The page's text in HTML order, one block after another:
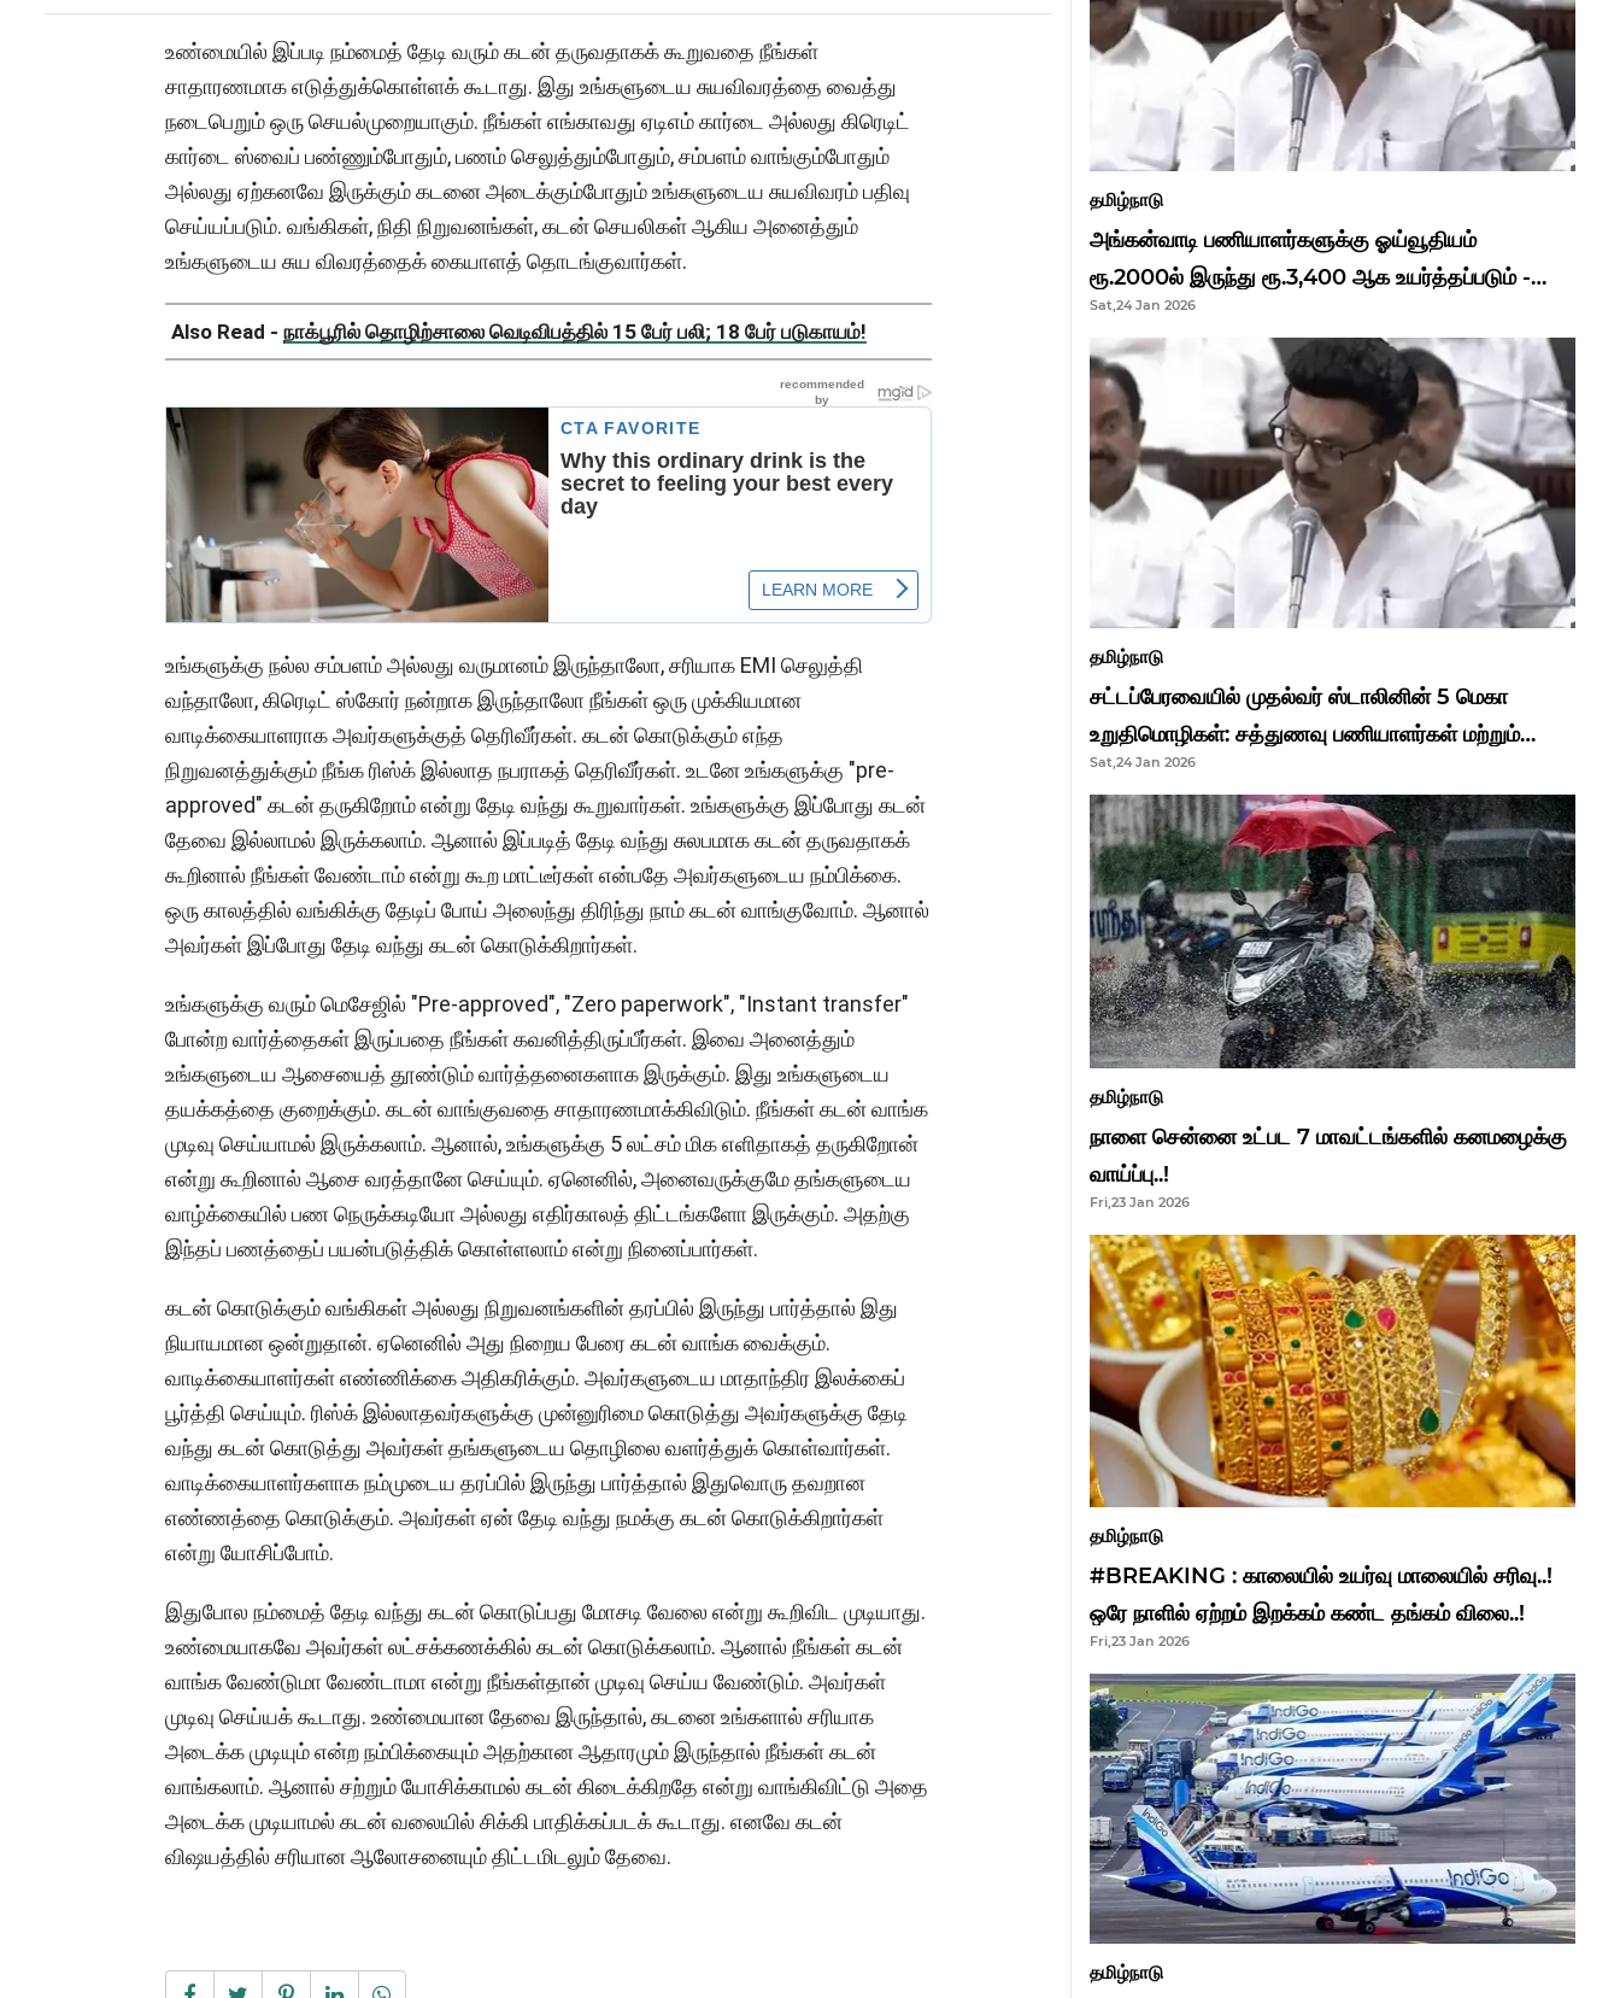
உண்மையில் இப்படி நம்மைத் தேடி வரும் கடன் தருவதாகக் கூறுவதை நீங்கள்
சாதாரணமாக எடுத்துக்கொள்ளக் கூடாது. இது உங்களுடைய சுயவிவரத்தை வைத்து
நடைபெறும் ஒரு செயல்முறையாகும். நீங்கள் எங்காவது ஏடிஎம் கார்டை அல்லது கிரெடிட்
கார்டை ஸ்வைப் பண்ணும்போதும், பணம் செலுத்தும்போதும், சம்பளம் வாங்கும்போதும்
அல்லது ஏற்கனவே இருக்கும் கடனை அடைக்கும்போதும் உங்களுடைய சுயவிவரம் பதிவு
செய்யப்படும். வங்கிகள், நிதி நிறுவனங்கள், கடன் செயலிகள் ஆகிய அனைத்தும்
உங்களுடைய சுய விவரத்தைக் கையாளத் தொடங்குவார்கள்.
Also Read - நாக்பூரில் தொழிற்சாலை வெடிவிபத்தில் 15 பேர் பலி; 18 பேர் படுகாயம்!
உங்களுக்கு நல்ல சம்பளம் அல்லது வருமானம் இருந்தாலோ, சரியாக EMI செலுத்தி
வந்தாலோ, கிரெடிட் ஸ்கோர் நன்றாக இருந்தாலோ நீங்கள் ஒரு முக்கியமான
வாடிக்கையாளராக அவர்களுக்குத் தெரிவீர்கள். கடன் கொடுக்கும் எந்த
நிறுவனத்துக்கும் நீங்க ரிஸ்க் இல்லாத நபராகத் தெரிவீர்கள். உடனே உங்களுக்கு "pre-
approved" கடன் தருகிறோம் என்று தேடி வந்து கூறுவார்கள். உங்களுக்கு இப்போது கடன்
தேவை இல்லாமல் இருக்கலாம். ஆனால் இப்படித் தேடி வந்து சுலபமாக கடன் தருவதாகக்
கூறினால் நீங்கள் வேண்டாம் என்று கூற மாட்டீர்கள் என்பதே அவர்களுடைய நம்பிக்கை.
ஒரு காலத்தில் வங்கிக்கு தேடிப் போய் அலைந்து திரிந்து நாம் கடன் வாங்குவோம். ஆனால்
அவர்கள் இப்போது தேடி வந்து கடன் கொடுக்கிறார்கள்.
உங்களுக்கு வரும் மெசேஜில் "Pre-approved", "Zero paperwork", "Instant transfer"
போன்ற வார்த்தைகள் இருப்பதை நீங்கள் கவனித்திருப்பீர்கள். இவை அனைத்தும்
உங்களுடைய ஆசையைத் தூண்டும் வார்த்தனைகளாக இருக்கும். இது உங்களுடைய
தயக்கத்தை குறைக்கும். கடன் வாங்குவதை சாதாரணமாக்கிவிடும். நீங்கள் கடன் வாங்க
முடிவு செய்யாமல் இருக்கலாம். ஆனால், உங்களுக்கு 5 லட்சம் மிக எளிதாகத் தருகிறோன்
என்று கூறினால் ஆசை வரத்தானே செய்யும். ஏனெனில், அனைவருக்குமே தங்களுடைய
வாழ்க்கையில் பண நெருக்கடியோ அல்லது எதிர்காலத் திட்டங்களோ இருக்கும். அதற்கு
இந்தப் பணத்தைப் பயன்படுத்திக் கொள்ளலாம் என்று நினைப்பார்கள்.
கடன் கொடுக்கும் வங்கிகள் அல்லது நிறுவனங்களின் தரப்பில் இருந்து பார்த்தால் இது
நியாயமான ஒன்றுதான். ஏனெனில் அது நிறைய பேரை கடன் வாங்க வைக்கும்.
வாடிக்கையாளர்கள் எண்ணிக்கை அதிகரிக்கும். அவர்களுடைய மாதாந்திர இலக்கைப்
பூர்த்தி செய்யும். ரிஸ்க் இல்லாதவர்களுக்கு முன்னுரிமை கொடுத்து அவர்களுக்கு தேடி
வந்து கடன் கொடுத்து அவர்கள் தங்களுடைய தொழிலை வளர்த்துக் கொள்வார்கள்.
வாடிக்கையாளர்களாக நம்முடைய தரப்பில் இருந்து பார்த்தால் இதுவொரு தவறான
எண்ணத்தை கொடுக்கும். அவர்கள் ஏன் தேடி வந்து நமக்கு கடன் கொடுக்கிறார்கள்
என்று யோசிப்போம்.
இதுபோல நம்மைத் தேடி வந்து கடன் கொடுப்பது மோசடி வேலை என்று கூறிவிட முடியாது.
உண்மையாகவே அவர்கள் லட்சக்கணக்கில் கடன் கொடுக்கலாம். ஆனால் நீங்கள் கடன்
வாங்க வேண்டுமா வேண்டாமா என்று நீங்கள்தான் முடிவு செய்ய வேண்டும். அவர்கள்
முடிவு செய்யக் கூடாது. உண்மையான தேவை இருந்தால், கடனை உங்களால் சரியாக
அடைக்க முடியும் என்ற நம்பிக்கையும் அதற்கான ஆதாரமும் இருந்தால் நீங்கள் கடன்
வாங்கலாம். ஆனால் சற்றும் யோசிக்காமல் கடன் கிடைக்கிறதே என்று வாங்கிவிட்டு அதை
அடைக்க முடியாமல் கடன் வலையில் சிக்கி பாதிக்கப்படக் கூடாது. எனவே கடன்
விஷயத்தில் சரியான ஆலோசனையும் திட்டமிடலும் தேவை.
தமிழ்நாடு
அங்கன்வாடி பணியாளர்களுக்கு ஓய்வூதியம்
ரூ.2000ல் இருந்து ரூ.3,400 ஆக உயர்த்தப்படும் -
முதல்வர் மு.க.ஸ்டாலின்..!
Sat,24 Jan 2026
தமிழ்நாடு
சட்டப்பேரவையில் முதல்வர் ஸ்டாலினின் 5 மெகா
உறுதிமொழிகள்: சத்துணவு பணியாளர்கள் மற்றும்
ஆசிரியர்களுக்கு ஜாக்பாட்!
Sat,24 Jan 2026
தமிழ்நாடு
நாளை சென்னை உட்பட 7 மாவட்டங்களில் கனமழைக்கு
வாய்ப்பு..!
Fri,23 Jan 2026
தமிழ்நாடு
#BREAKING : காலையில் உயர்வு மாலையில் சரிவு..!
ஒரே நாளில் ஏற்றம் இறக்கம் கண்ட தங்கம் விலை..!
Fri,23 Jan 2026
தமிழ்நாடு